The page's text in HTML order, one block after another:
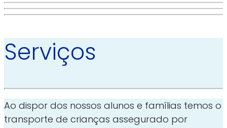
Serviços
Ao dispor dos nossos alunos e famílias temos o
transporte de crianças assegurado por